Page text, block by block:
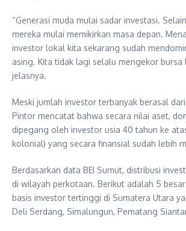
“Generasi muda mulai sadar investasi.
mereka mulai memikirkan masa depan.
investor lokal kita sekarang sudah
asing. Kita tidak lagi selalu mengekor bursa
jelasnya.
Meski jumlah investor terbanyak berasal
Pintor mencatat bahwa secara nilai aset,
dipegang oleh investor usia 40 tahun ke
kolonial) yang secara finansial sudah lebih
Berdasarkan data BEI Sumut, distribusi
di wilayah perkotaan. Berikut adalah 5
basis investor tertinggi di Sumatera Utara
Deli Serdang, Simalungun, Pematang